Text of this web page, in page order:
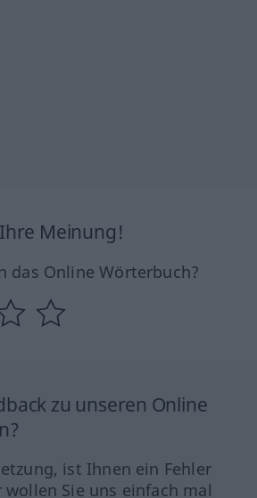
Meinung!
das Online Wörterbuch?
zu unseren Online
ist Ihnen ein Fehler
Sie uns einfach mal